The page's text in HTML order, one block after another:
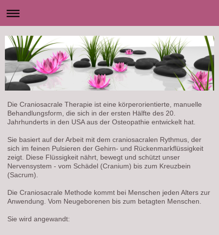
Die Craniosacrale Therapie ist eine körperorientierte, manuelle
Behandlungsform, die sich in der ersten Hälfte des 20.
Jahrhunderts in den USA aus der Osteopathie entwickelt hat.
Sie basiert auf der Arbeit mit dem craniosacralen Rythmus, der
sich im feinen Pulsieren der Gehirn- und Rückenmarkflüssigkeit
zeigt. Diese Flüssigkeit nährt, bewegt und schützt unser
Nervensystem - vom Schädel (Cranium) bis zum Kreuzbein
(Sacrum).
Die Craniosacrale Methode kommt bei Menschen jeden Alters zur
Anwendung. Vom Neugeborenen bis zum betagten Menschen.
Sie wird angewandt: